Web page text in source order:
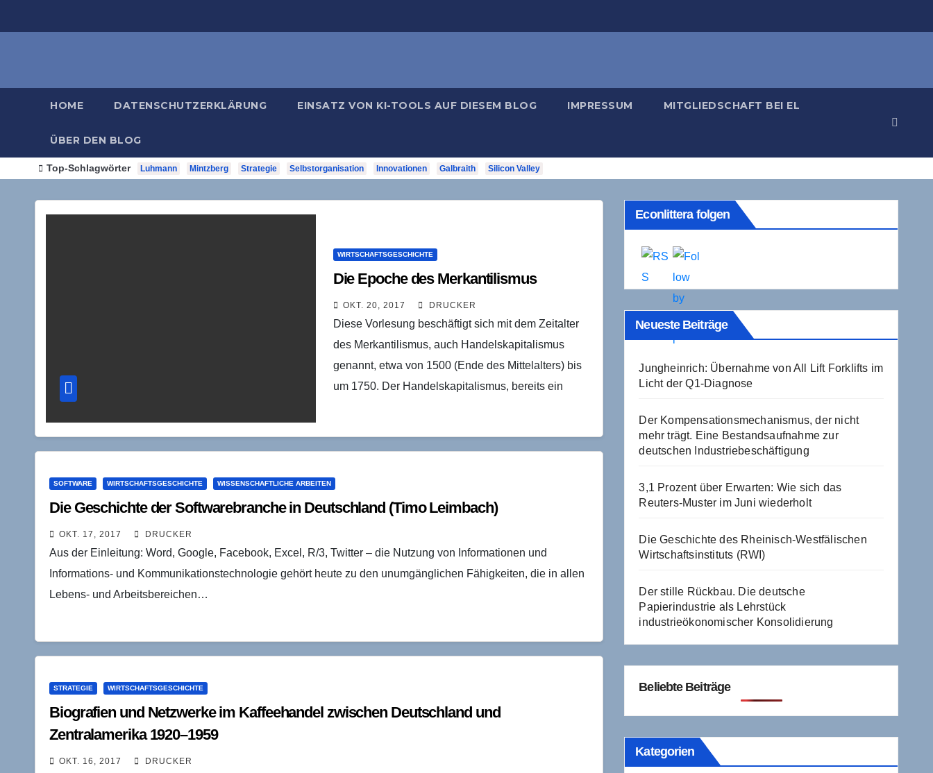
Inhalt
HOME DATENSCHUTZERKLÄRUNG EINSATZ VON KI-TOOLS AUF DIESEM BLOG IMPRESSUM MITGLIEDSCHAFT BEI EL
ÜBER DEN BLOG
Top-Schlagwörter Luhmann Mintzberg Strategie Selbstorganisation Innovationen Galbraith Silicon Valley
WIRTSCHAFTSGESCHICHTE
Die Epoche des Merkantilismus
OKT. 20, 2017 DRUCKER
Diese Vorlesung beschäftigt sich mit dem Zeitalter
des Merkantilismus, auch Handelskapitalismus
genannt, etwa von 1500 (Ende des Mittelalters) bis
um 1750. Der Handelskapitalismus, bereits ein
SOFTWARE WIRTSCHAFTSGESCHICHTE WISSENSCHAFTLICHE ARBEITEN
Die Geschichte der Softwarebranche in Deutschland (Timo Leimbach)
OKT. 17, 2017 DRUCKER
Aus der Einleitung: Word, Google, Facebook, Excel, R/3, Twitter – die Nutzung von Informationen und
Informations- und Kommunikationstechnologie gehört heute zu den unumgänglichen Fähigkeiten, die in allen
Lebens- und Arbeitsbereichen…
STRATEGIE WIRTSCHAFTSGESCHICHTE
Biografien und Netzwerke im Kaffeehandel zwischen Deutschland und
Zentralamerika 1920–1959
OKT. 16, 2017 DRUCKER
Econlittera folgen
Neueste Beiträge
Jungheinrich: Übernahme von All Lift Forklifts im
Licht der Q1-Diagnose
Der Kompensationsmechanismus, der nicht
mehr trägt. Eine Bestandsaufnahme zur
deutschen Industriebeschäftigung
3,1 Prozent über Erwarten: Wie sich das
Reuters-Muster im Juni wiederholt
Die Geschichte des Rheinisch-Westfälischen
Wirtschaftsinstituts (RWI)
Der stille Rückbau. Die deutsche
Papierindustrie als Lehrstück
industrieökonomischer Konsolidierung
Beliebte Beiträge
Kategorien